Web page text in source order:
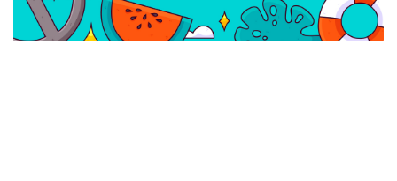
A weboldalon esetlegesen előforduló elektronikus feltöltési,
technikai hibákért felelősséget nem vállalunk.